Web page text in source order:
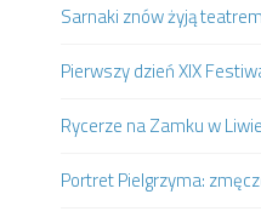
Sarnaki znów żyją
Pierwszy dzień XIX
Rycerze na Zamku w Liwie
Portret Pielgrzyma: